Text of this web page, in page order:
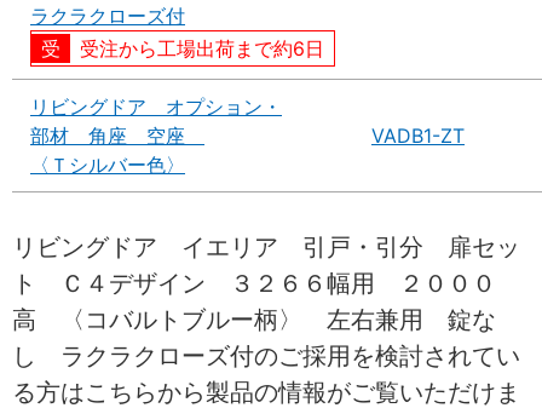
ラクラクローズ付
受注から工場出荷まで約6日
リビングドア オプション・
部材 角座 空座
〈Ｔシルバー色〉
VADB1-ZT
リビングドア イエリア 引戸・引分 扉セッ
ト Ｃ４デザイン ３２６６幅用 ２０００
高 〈コバルトブルー柄〉 左右兼用 錠な
し ラクラクローズ付のご採用を検討されてい
る方はこちらから製品の情報がご覧いただけま